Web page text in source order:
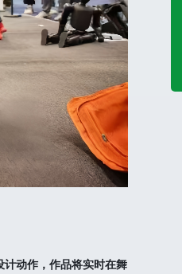
计动作，作品将实时在舞